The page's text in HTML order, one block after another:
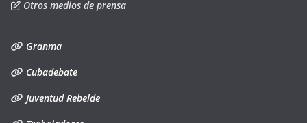
Otros medios de prensa
Granma
Cubadebate
Juventud Rebelde